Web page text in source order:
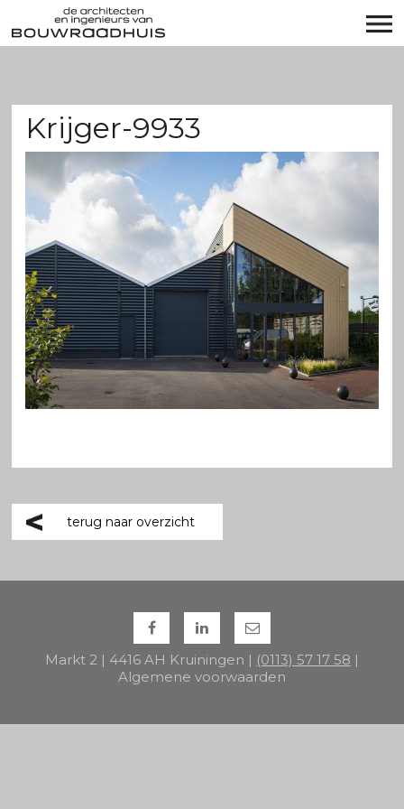
Krijger-9933
terug naar overzicht
Markt 2 | 4416 AH Kruiningen | (0113) 57 17 58 |
Algemene voorwaarden